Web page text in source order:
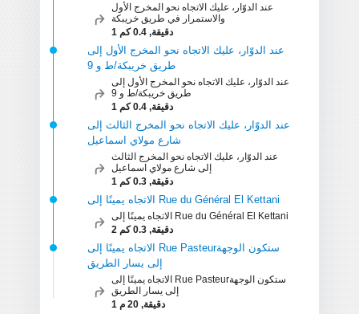
عند الدوّار، عليك الاتجاه نحو المخرج الأول
والاستمرار في طريق خريبكة
1 دقيقة, 0.4 كم
عند الدوّار، عليك الاتجاه نحو المخرج الأول إلى
طريق خريبكة/ط و 9
عند الدوّار، عليك الاتجاه نحو المخرج الأول إلى
طريق خريبكة/ط و 9
1 دقيقة, 0.4 كم
عند الدوّار، عليك الاتجاه نحو المخرج الثالث إلى
شارع مولاي اسماعيل
عند الدوّار، عليك الاتجاه نحو المخرج الثالث
إلى شارع مولاي اسماعيل
1 دقيقة, 0.3 كم
الاتجاه يمينًا إلى ‪Rue du Général El Kettani‬‏
الاتجاه يمينًا إلى ‪Rue du Général El Kettani‬‏
2 دقيقة, 0.3 كم
الاتجاه يمينًا إلى Rue Pasteur‏ ستكون الوجهة
إلى يسار الطريق
الاتجاه يمينًا إلى Rue Pasteur‏ ستكون الوجهة
إلى يسار الطريق
1 دقيقة, 20 م